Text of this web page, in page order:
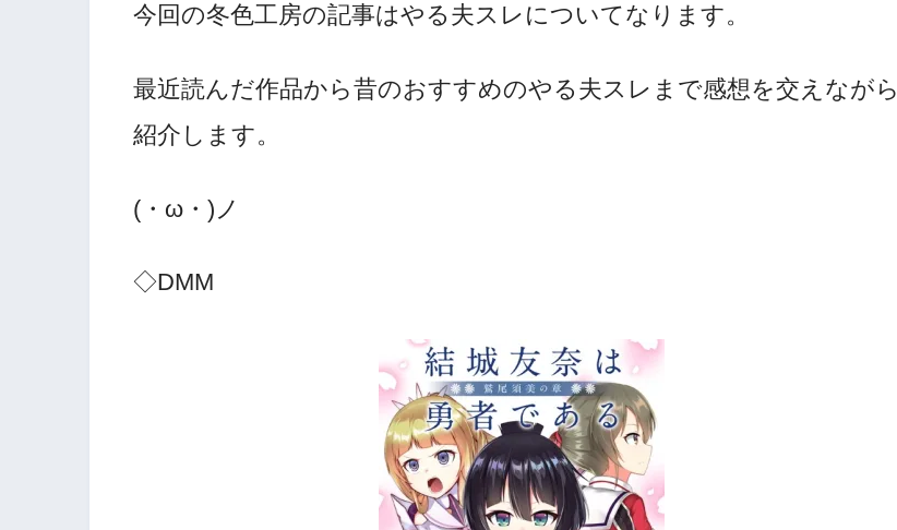
今回の冬色工房の記事はやる夫スレについてなります。
最近読んだ作品から昔のおすすめのやる夫スレまで感想を交えながら
紹介します。
(・ω・)ノ
◇DMM